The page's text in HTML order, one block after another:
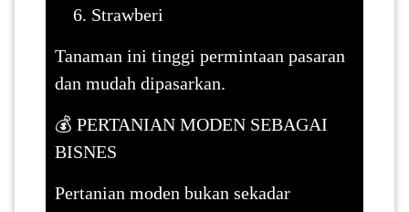
Strawberi
Tanaman ini tinggi permintaan pasaran
dan mudah dipasarkan.
💰 PERTANIAN MODEN SEBAGAI
BISNES
Pertanian moden bukan sekadar